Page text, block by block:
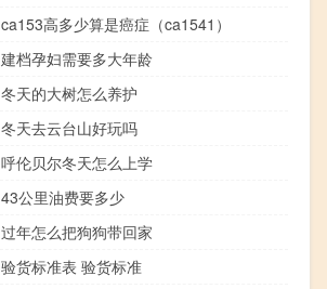
ca153高多少算是癌症（ca1541）
建档孕妇需要多大年龄
冬天的大树怎么养护
冬天去云台山好玩吗
呼伦贝尔冬天怎么上学
43公里油费要多少
过年怎么把狗狗带回家
验货标准表 验货标准